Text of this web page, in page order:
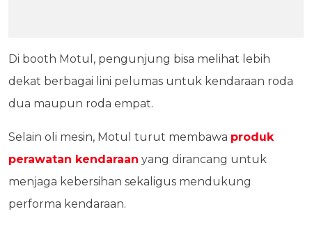
Di booth Motul, pengunjung bisa melihat lebih
dekat berbagai lini pelumas untuk kendaraan roda
dua maupun roda empat.
Selain oli mesin, Motul turut membawa produk
perawatan kendaraan yang dirancang untuk
menjaga kebersihan sekaligus mendukung
performa kendaraan.